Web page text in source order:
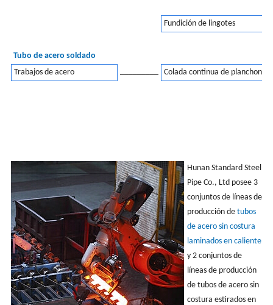
Fundición de lingotes
Tubo de acero soldado
Trabajos de acero
Colada continua de planchones
Hunan Standard Steel
Pipe Co., Ltd posee 3
conjuntos de líneas de
producción de tubos
de acero sin costura
laminados en caliente
y 2 conjuntos de
líneas de producción
de tubos de acero sin
costura estirados en